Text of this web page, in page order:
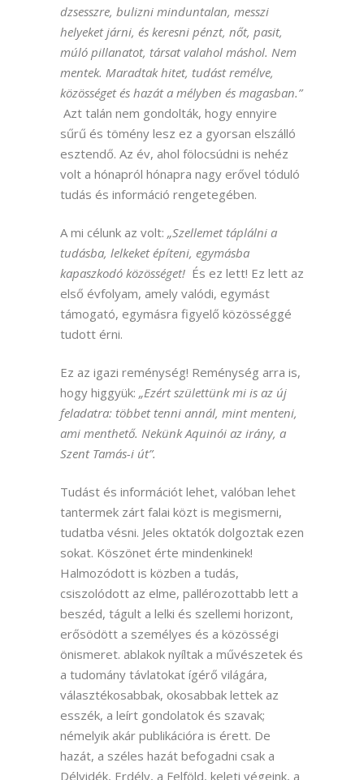
dzsesszre, bulizni minduntalan, messzi
helyeket járni, és keresni pénzt, nőt, pasit,
múló pillanatot, társat valahol máshol. Nem
mentek. Maradtak hitet, tudást remélve,
közösséget és hazát a mélyben és magasban.”
Azt talán nem gondolták, hogy ennyire
sűrű és tömény lesz ez a gyorsan elszálló
esztendő. Az év, ahol fölocsúdni is nehéz
volt a hónapról hónapra nagy erővel tóduló
tudás és információ rengetegében.
A mi célunk az volt: „Szellemet táplálni a
tudásba, lelkeket építeni, egymásba
kapaszkodó közösséget! És ez lett! Ez lett az
első évfolyam, amely valódi, egymást
támogató, egymásra figyelő közösséggé
tudott érni.
Ez az igazi reménység! Reménység arra is,
hogy higgyük: „Ezért születtünk mi is az új
feladatra: többet tenni annál, mint menteni,
ami menthető. Nekünk Aquinói az irány, a
Szent Tamás-i út”.
Tudást és információt lehet, valóban lehet
tantermek zárt falai közt is megismerni,
tudatba vésni. Jeles oktatók dolgoztak ezen
sokat. Köszönet érte mindenkinek!
Halmozódott is közben a tudás,
csiszolódott az elme, pallérozottabb lett a
beszéd, tágult a lelki és szellemi horizont,
erősödött a személyes és a közösségi
önismeret. ablakok nyíltak a művészetek és
a tudomány távlatokat ígérő világára,
választékosabbak, okosabbak lettek az
esszék, a leírt gondolatok és szavak;
némelyik akár publikációra is érett. De
hazát, a széles hazát befogadni csak a
Délvidék, Erdély, a Felföld, keleti végeink, a